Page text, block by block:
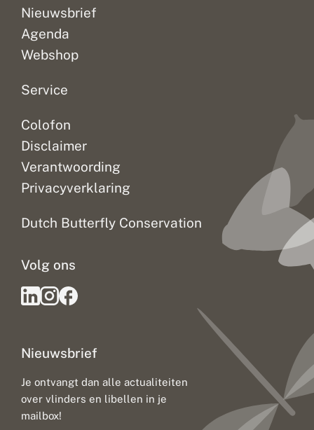
Nieuwsbrief
Agenda
Webshop
Service
Colofon
Disclaimer
Verantwoording
Privacyverklaring
Dutch Butterfly Conservation
Nieuwsbrief
Je ontvangt dan alle actualiteiten
over vlinders en libellen in je
mailbox!
Volg ons